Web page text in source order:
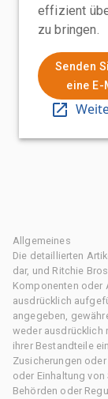
effizient
zu bringen.
Senden
eine E-
Allgemeines
Die detaillierten
dar, und Ritchie
Komponenten oder
ausdrücklich
angegeben,
weder ausdrücklich
ihrer Bestandteile
Zusicherungen
oder Einhaltung
Behörden oder